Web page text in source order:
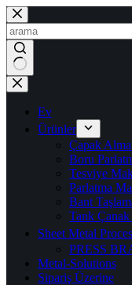
İçeriğe
geç
Sonuç
yok
Ev
Ürünler
Çapak
Boru
Tesviye
Parlatma
Bant
Tank
Sheet Metal
PRESS
Metal-Solutions
Sipariş Üzerine